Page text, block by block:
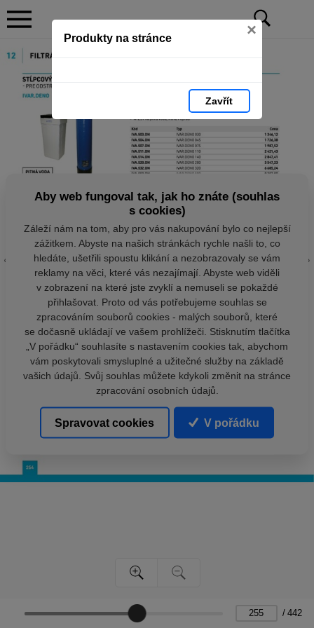
Produkty na stránce ×
Zavřít
/ 442
Aby web fungoval tak, jak ho znáte (souhlas
s cookies)
Záleží nám na tom, aby pro vás nakupování bylo co nejlepší
zážitkem. Abyste na našich stránkách rychle našli to, co
hledáte, ušetřili spoustu klikání a nezobrazovaly se vám
reklamy na věci, které vás nezajímají. Abyste web viděli
v zobrazení na které jste zvyklí a nemuseli se pokaždé
přihlašovat. Proto od vás potřebujeme souhlas se
zpracováním souborů cookies - malých souborů, které
se dočasně ukládají ve vašem prohlížeči. Stisknutím tlačítka
„V pořádku“ souhlasíte s nastavením cookies tak, abychom
vám poskytovali smysluplné a užitečné služby na základě
vašich údajů. Svůj souhlas můžete kdykoli změnit na stránce
zpracování osobních údajů.
Spravovat cookies V pořádku